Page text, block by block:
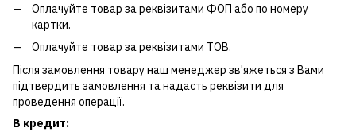
Оплачуйте товар за реквізитами ФОП або по номеру
картки.
Оплачуйте товар за реквізитами ТОВ.
Після замовлення товару наш менеджер зв'яжеться з Вами
підтвердить замовлення та надасть реквізити для
проведення операції.
В кредит: